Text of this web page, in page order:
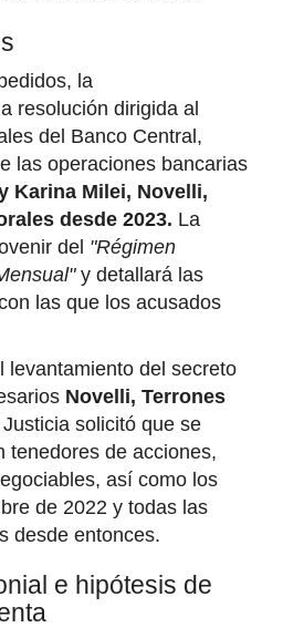
la
resolución dirigida al
del Banco Central,
las operaciones bancarias
Karina Milei, Novelli,
desde 2023. La
del "Régimen
y detallará las
las que los acusados
levantamiento del secreto
Novelli, Terrones
solicitó que se
tenedores de acciones,
así como los
de 2022 y todas las
desde entonces.
e hipótesis de